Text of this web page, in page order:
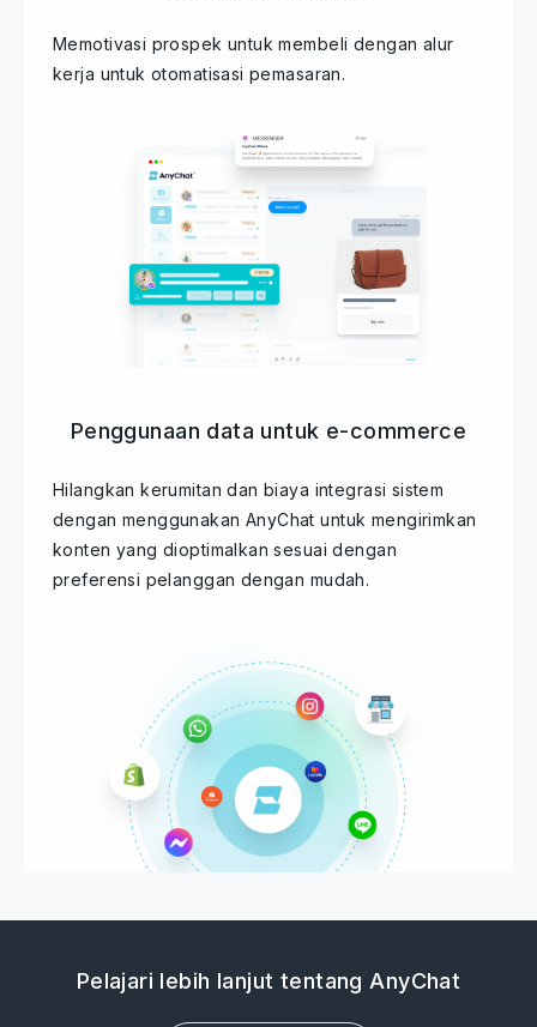
Memotivasi prospek untuk membeli dengan alur
kerja untuk otomatisasi pemasaran.
Penggunaan data untuk e-commerce
Hilangkan kerumitan dan biaya integrasi sistem
dengan menggunakan AnyChat untuk mengirimkan
konten yang dioptimalkan sesuai dengan
preferensi pelanggan dengan mudah.
Pelajari lebih lanjut tentang AnyChat